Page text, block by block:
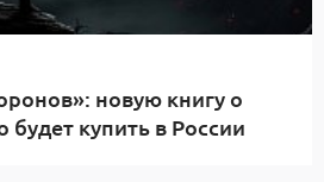
новую книгу о
купить в России